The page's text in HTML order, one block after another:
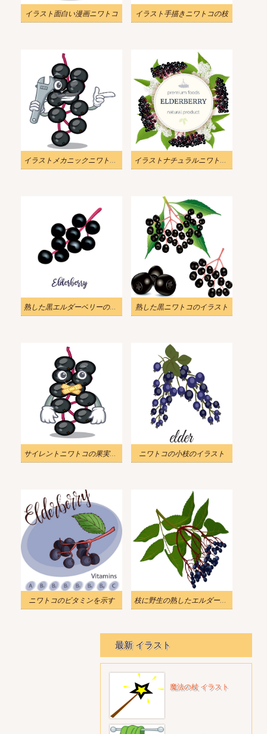
イラスト面白い漫画ニワトコ イラスト手描きニワトコの枝
イラストメカニックニワトコの果実 イラストナチュラルニワトコポスター
熟した黒エルダーベリーのイラスト 1 熟した黒ニワトコのイラスト
サイレントニワトコの果実をイラストします ニワトコの小枝のイラスト
ニワトコのビタミンを示す 枝に野生の熟したエルダーベリーをイラストします
最新 イラスト
魔法の杖 イラスト